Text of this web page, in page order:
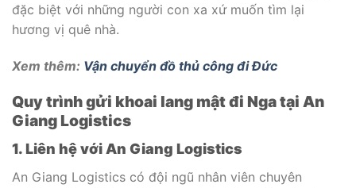
đặc biệt với những người con xa xứ muốn tìm lại
hương vị quê nhà.
Xem thêm: Vận chuyển đồ thủ công đi Đức
Quy trình gửi khoai lang mật đi Nga tại An
Giang Logistics
1. Liên hệ với An Giang Logistics
An Giang Logistics có đội ngũ nhân viên chuyên